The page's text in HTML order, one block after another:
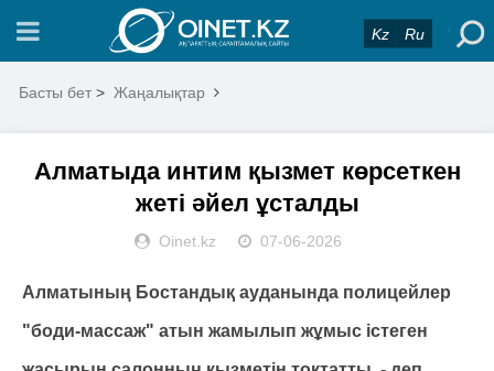
Kz Ru
Басты бет > Жаңалықтар
Алматыда интим қызмет көрсеткен
жеті әйел ұсталды
Oinet.kz 07-06-2026
Алматының Бостандық ауданында полицейлер
"боди-массаж" атын жамылып жұмыс істеген